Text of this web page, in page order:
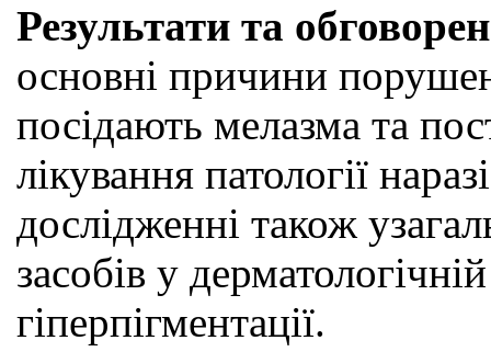
Результати та
основні причини
посідають мелазма та
лікування патології
дослідженні також
засобів у
гіперпігментації.